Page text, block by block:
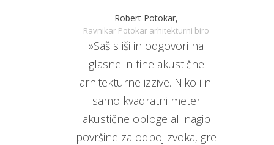
Robert Potokar,
Ravnikar Potokar arhitekturni biro
»Saš sliši in odgovori na
glasne in tihe akustične
arhitekturne izzive. Nikoli ni
samo kvadratni meter
akustične obloge ali nagib
površine za odboj zvoka, gre